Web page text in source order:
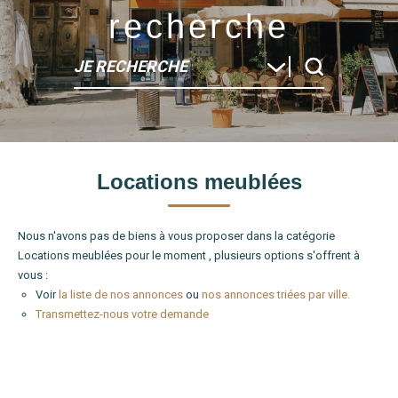
recherche
JE RECHERCHE
Type de bien
Localité
Locations meublées
Nous n'avons pas de biens à vous proposer dans la catégorie
Locations meublées pour le moment , plusieurs options s'offrent à
vous :
Voir la liste de nos annonces ou nos annonces triées par ville.
Transmettez-nous votre demande